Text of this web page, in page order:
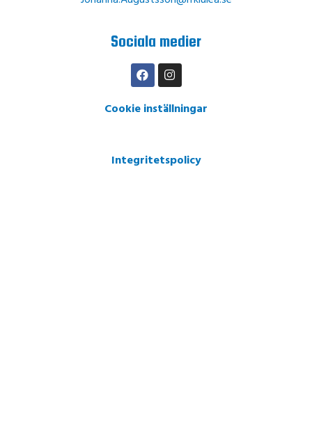
Sociala medier
Cookie inställningar
Integritetspolicy